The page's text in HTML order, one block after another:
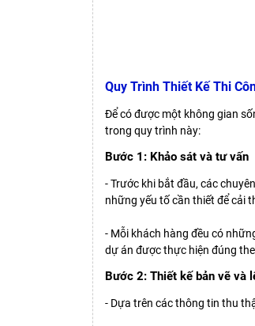
Quy Trình Thiết Kế Thi
Để có được một không gian
trong quy trình này:
Bước 1: Khảo sát và tư vấn
- Trước khi bắt đầu, các
những yếu tố cần thiết để cải
- Mỗi khách hàng đều có
dự án được thực hiện đúng
Bước 2: Thiết kế bản vẽ và
- Dựa trên các thông tin thu